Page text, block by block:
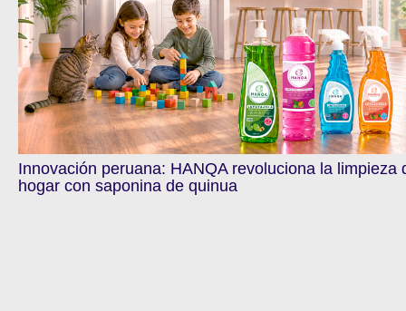
Innovación peruana: HANQA revoluciona la limpieza
hogar con saponina de quinua